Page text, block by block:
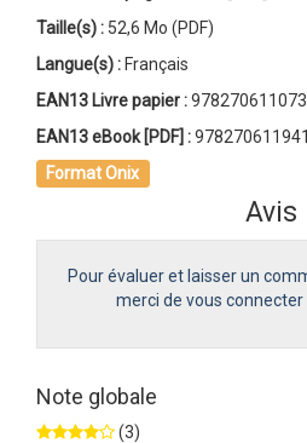
Taille(s) : 52,6 Mo (PDF)
Langue(s) :Français
EAN13 Livre papier :
EAN13 eBook [PDF] :
Format Onix
Avis
Pour évaluer et laisser un
merci de vous connecter
Note globale
(3)